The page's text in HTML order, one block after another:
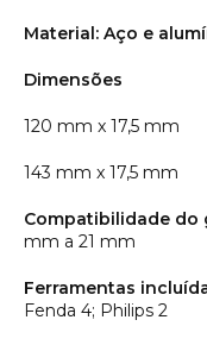
Material: Aço e
Dimensões
120 mm x 17,5 mm
143 mm x 17,5 mm
Compatibilidade do
mm a 21 mm
Ferramentas
Fenda 4; Philips 2